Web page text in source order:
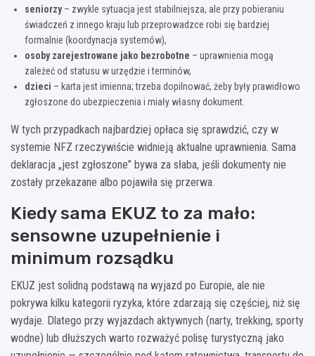
seniorzy– zwykle sytuacja jest stabilniejsza, ale przy pobieraniu
świadczeń z innego kraju lub przeprowadzce robi się bardziej
formalnie (koordynacja systemów),
osoby zarejestrowane jako bezrobotne – uprawnienia mogą
zależeć od statusu w urzędzie i terminów,
dzieci – karta jest imienna; trzeba dopilnować, żeby były prawidłowo
zgłoszone do ubezpieczenia i miały własny dokument.
W tych przypadkach najbardziej opłaca się sprawdzić, czy w
systemie NFZ rzeczywiście widnieją aktualne uprawnienia. Sama
deklaracja „jest zgłoszone” bywa za słaba, jeśli dokumenty nie
zostały przekazane albo pojawiła się przerwa.
Kiedy sama EKUZ to za mało:
sensowne uzupełnienie i
minimum rozsądku
EKUZ jest solidną podstawą na wyjazd po Europie, ale nie
pokrywa kilku kategorii ryzyka, które zdarzają się częściej, niż się
wydaje. Dlatego przy wyjazdach aktywnych (narty, trekking, sporty
wodne) lub dłuższych warto rozważyć polisę turystyczną jako